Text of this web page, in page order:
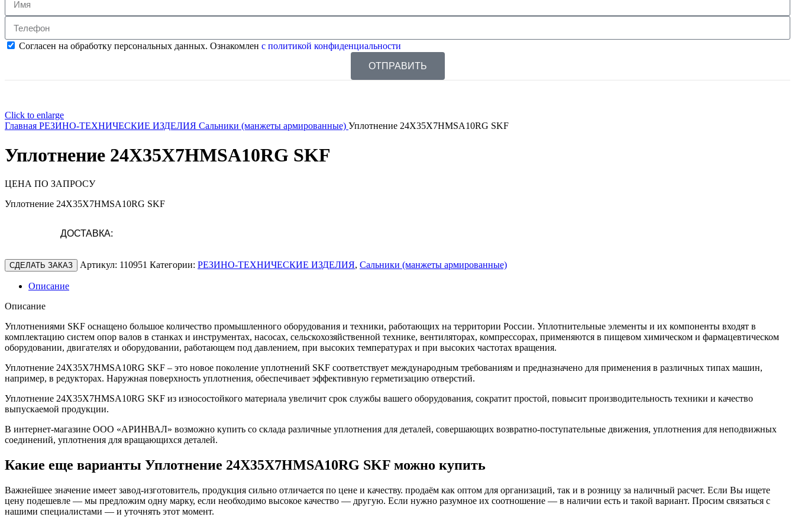
Согласен на обработку персональных данных. Ознакомлен с политикой конфиденциальности
ОТПРАВИТЬ
Click to enlarge
Главная РЕЗИНО-ТЕХНИЧЕСКИЕ ИЗДЕЛИЯ Сальники (манжеты армированные) Уплотнение 24X35X7HMSA10RG SKF
Уплотнение 24X35X7HMSA10RG SKF
ЦЕНА ПО ЗАПРОСУ
Уплотнение 24X35X7HMSA10RG SKF
ДОСТАВКА:
СДЕЛАТЬ ЗАКАЗ Артикул: 110951 Категории: РЕЗИНО-ТЕХНИЧЕСКИЕ ИЗДЕЛИЯ, Сальники (манжеты армированные)
Описание
Описание
Уплотнениями SKF оснащено большое количество промышленного оборудования и техники, работающих на территории России. Уплотнительные элементы и их компоненты входят в
комплектацию систем опор валов в станках и инструментах, насосах, сельскохозяйственной технике, вентиляторах, компрессорах, применяются в пищевом химическом и фармацевтическом
оборудовании, двигателях и оборудовании, работающем под давлением, при высоких температурах и при высоких частотах вращения.
Уплотнение 24X35X7HMSA10RG SKF – это новое поколение уплотнений SKF соответствует международным требованиям и предназначено для применения в различных типах машин,
например, в редукторах. Наружная поверхность уплотнения, обеспечивает эффективную герметизацию отверстий.
Уплотнение 24X35X7HMSA10RG SKF из износостойкого материала увеличит срок службы вашего оборудования, сократит простой, повысит производительность техники и качество
выпускаемой продукции.
В интернет-магазине ООО «АРИНВАЛ» возможно купить со склада различные уплотнения для деталей, совершающих возвратно-поступательные движения, уплотнения для неподвижных
соединений, уплотнения для вращающихся деталей.
Какие еще варианты Уплотнение 24X35X7HMSA10RG SKF можно купить
Важнейшее значение имеет завод-изготовитель, продукция сильно отличается по цене и качеству. продаём как оптом для организаций, так и в розницу за наличный расчет. Если Вы ищете
цену подешевле — мы предложим одну марку, если необходимо высокое качество — другую. Если нужно разумное их соотношение — в наличии есть и такой вариант. Просим связаться с
нашими специалистами — и уточнять этот момент.